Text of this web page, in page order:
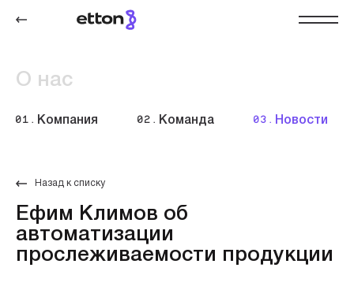
О нас
01. Компания 02. Команда 03. Новости
Назад к списку
Ефим Климов об
автоматизации
прослеживаемости продукции